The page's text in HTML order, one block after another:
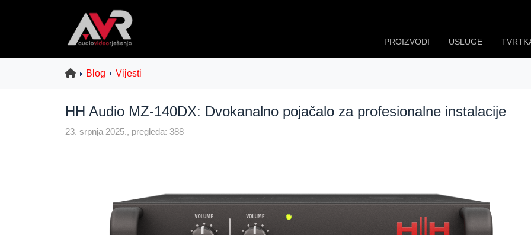
PROIZVODI USLUGE
Blog Vijesti
HH Audio MZ-140DX: Dvokanalno pojačalo za profesionalne instalacije
23. srpnja 2025., pregleda: 388